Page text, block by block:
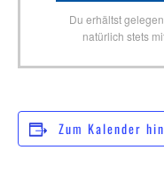
Du erhältst
natürlich stets
Zum Kalender